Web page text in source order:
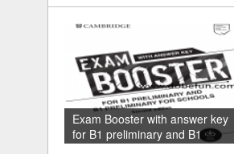
Exam Booster with answer key
for B1 preliminary and B1